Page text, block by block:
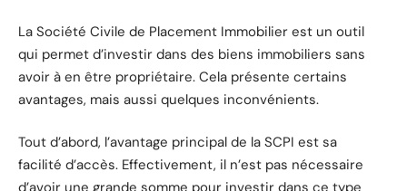
La Société Civile de Placement Immobilier est un outil
qui permet d’investir dans des biens immobiliers sans
avoir à en être propriétaire. Cela présente certains
avantages, mais aussi quelques inconvénients.
Tout d’abord, l’avantage principal de la SCPI est sa
facilité d’accès. Effectivement, il n’est pas nécessaire